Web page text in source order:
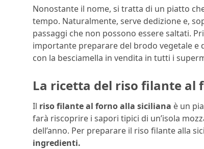
Nonostante il nome, si tratta di un piatto
tempo. Naturalmente, serve dedizione e,
passaggi che non possono essere saltati.
importante preparare del brodo vegetale e
con la besciamella in vendita in tutti i
La ricetta del riso filante al
Il riso filante al forno alla siciliana è un
farà riscoprire i sapori tipici di un’isola
dell’anno. Per preparare il riso filante alla
ingredienti.